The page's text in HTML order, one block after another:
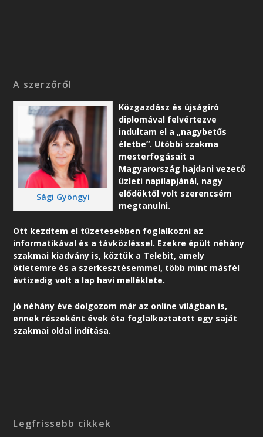
A szerzőről
Sági Gyöngyi
Közgazdász és újságíró
diplomával felvértezve
indultam el a „nagybetűs
életbe”. Utóbbi szakma
mesterfogásait a
Magyarország hajdani vezető
üzleti napilapjánál, nagy
elődöktől volt szerencsém
megtanulni.
Ott kezdtem el tüzetesebben foglalkozni az
informatikával és a távközléssel. Ezekre épült néhány
szakmai kiadvány is, köztük a Telebit, amely
ötletemre és a szerkesztésemmel, több mint másfél
évtizedig volt a lap havi melléklete.
Jó néhány éve dolgozom már az online világban is,
ennek részeként évek óta foglalkoztatott egy saját
szakmai oldal indítása.
Legfrissebb cikkek